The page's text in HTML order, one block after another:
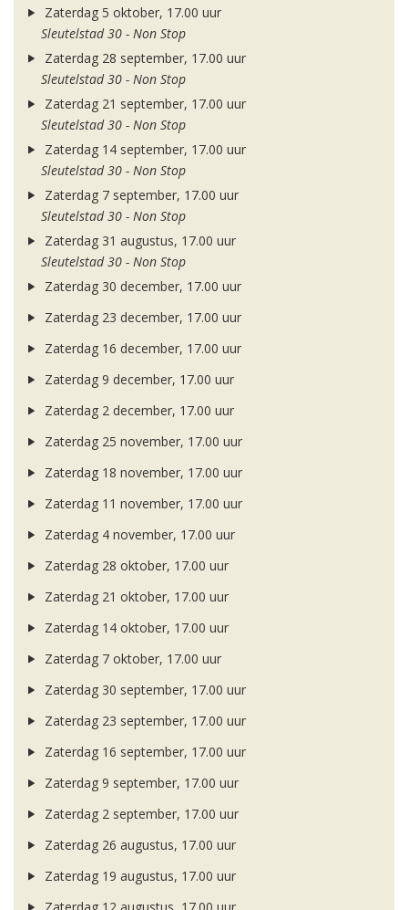
Zaterdag 5 oktober, 17.00 uur
Sleutelstad 30 - Non Stop
Zaterdag 28 september, 17.00 uur
Sleutelstad 30 - Non Stop
Zaterdag 21 september, 17.00 uur
Sleutelstad 30 - Non Stop
Zaterdag 14 september, 17.00 uur
Sleutelstad 30 - Non Stop
Zaterdag 7 september, 17.00 uur
Sleutelstad 30 - Non Stop
Zaterdag 31 augustus, 17.00 uur
Sleutelstad 30 - Non Stop
Zaterdag 30 december, 17.00 uur
Zaterdag 23 december, 17.00 uur
Zaterdag 16 december, 17.00 uur
Zaterdag 9 december, 17.00 uur
Zaterdag 2 december, 17.00 uur
Zaterdag 25 november, 17.00 uur
Zaterdag 18 november, 17.00 uur
Zaterdag 11 november, 17.00 uur
Zaterdag 4 november, 17.00 uur
Zaterdag 28 oktober, 17.00 uur
Zaterdag 21 oktober, 17.00 uur
Zaterdag 14 oktober, 17.00 uur
Zaterdag 7 oktober, 17.00 uur
Zaterdag 30 september, 17.00 uur
Zaterdag 23 september, 17.00 uur
Zaterdag 16 september, 17.00 uur
Zaterdag 9 september, 17.00 uur
Zaterdag 2 september, 17.00 uur
Zaterdag 26 augustus, 17.00 uur
Zaterdag 19 augustus, 17.00 uur